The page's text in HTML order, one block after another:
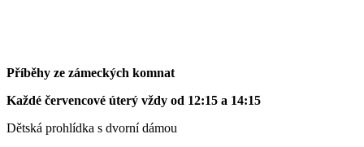
Příběhy ze zámeckých komnat
Každé červencové úterý vždy od 12:15 a 14:15
Dětská prohlídka s dvorní dámou